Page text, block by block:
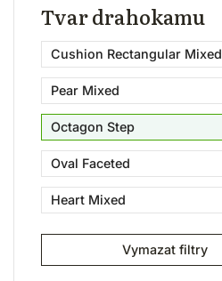
Tvar drahokamu
Cushion Rectangular Mixed
Pear Mixed
Octagon Step
Oval Faceted
Heart Mixed
Octagonal
Vymazat filtry